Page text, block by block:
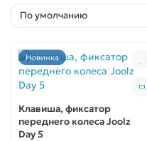
Новинка
Клавиша, фиксатор
переднего колеса Joolz
Day 5